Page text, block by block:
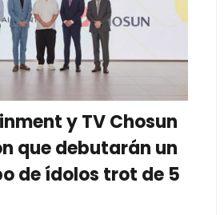
y TV Chosun
que debutarán un
de ídolos trot de 5